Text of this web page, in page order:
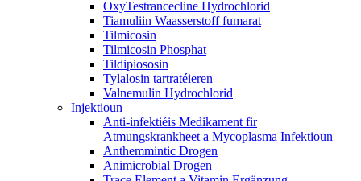
OxyTestrancecline Hydrochlorid
Tiamuliin Waasserstoff fumarat
Tilmicosin
Tilmicosin Phosphat
Tildipiososin
Tylalosin tartratéieren
Valnemulin Hydrochlorid
Injektioun
Anti-infektiéis Medikament fir
Atmungskrankheet a Mycoplasma Infektioun
Anthemmintic Drogen
Animicrobial Drogen